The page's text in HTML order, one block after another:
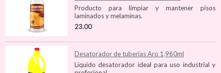
Producto para limpiar y mantener pisos
laminados y melaminas.
23.00
Desatorador de tuberías Aro 1,960ml
Líquido desatorador ideal para uso industrial y